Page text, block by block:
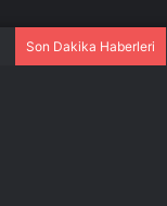
Son Dakika Haberleri